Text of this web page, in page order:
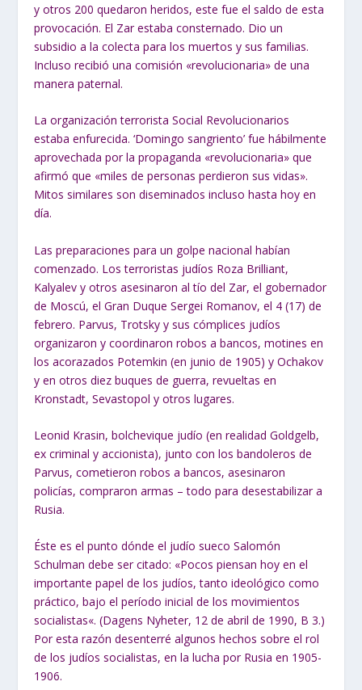
y otros 200 quedaron heridos, este fue el saldo de esta
provocación. El Zar estaba consternado. Dio un
subsidio a la colecta para los muertos y sus familias.
Incluso recibió una comisión «revolucionaria» de una
manera paternal.
La organización terrorista Social Revolucionarios
estaba enfurecida. ‘Domingo sangriento’ fue hábilmente
aprovechada por la propaganda «revolucionaria» que
afirmó que «miles de personas perdieron sus vidas».
Mitos similares son diseminados incluso hasta hoy en
día.
Las preparaciones para un golpe nacional habían
comenzado. Los terroristas judíos Roza Brilliant,
Kalyalev y otros asesinaron al tío del Zar, el gobernador
de Moscú, el Gran Duque Sergei Romanov, el 4 (17) de
febrero. Parvus, Trotsky y sus cómplices judíos
organizaron y coordinaron robos a bancos, motines en
los acorazados Potemkin (en junio de 1905) y Ochakov
y en otros diez buques de guerra, revueltas en
Kronstadt, Sevastopol y otros lugares.
Leonid Krasin, bolchevique judío (en realidad Goldgelb,
ex criminal y accionista), junto con los bandoleros de
Parvus, cometieron robos a bancos, asesinaron
policías, compraron armas – todo para desestabilizar a
Rusia.
Éste es el punto dónde el judío sueco Salomón
Schulman debe ser citado: «Pocos piensan hoy en el
importante papel de los judíos, tanto ideológico como
práctico, bajo el período inicial de los movimientos
socialistas«. (Dagens Nyheter, 12 de abril de 1990, B 3.)
Por esta razón desenterré algunos hechos sobre el rol
de los judíos socialistas, en la lucha por Rusia en 1905-
1906.